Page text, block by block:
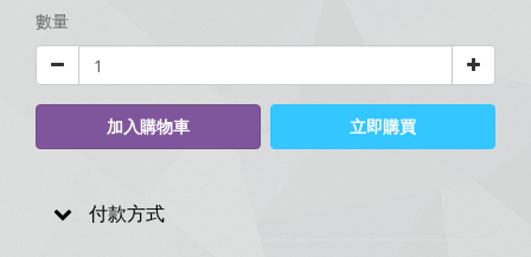
數量
加入購物車 立即購買
付款方式